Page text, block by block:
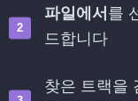
파일에서 를
드합니다
찾은 트랙을